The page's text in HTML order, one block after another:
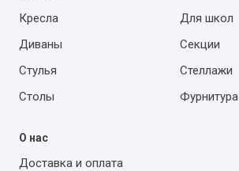
Кресла
Диваны
Стулья
Столы
Для школ
Секции
Стеллажи
Фурнитура
О нас
Доставка и оплата